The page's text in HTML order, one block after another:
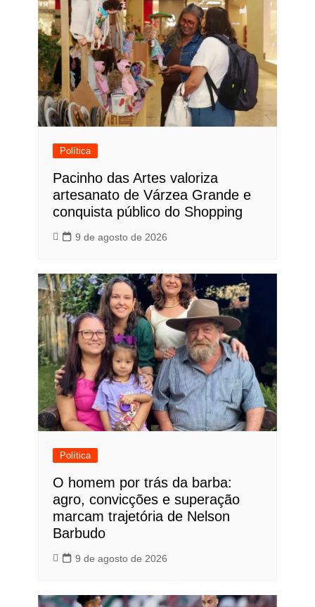
Política
Pacinho das Artes valoriza
artesanato de Várzea Grande e
conquista público do Shopping
9 de agosto de 2026
Política
O homem por trás da barba:
agro, convicções e superação
marcam trajetória de Nelson
Barbudo
9 de agosto de 2026